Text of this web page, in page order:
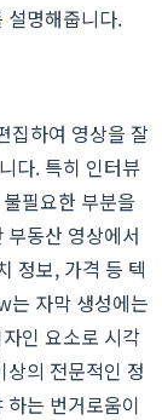
설명해줍니다.
집하여 영상을 잘
다. 특히 인터뷰
필요한 부분을
동산 영상에서
정보, 가격 등 텍
는 자막 생성에는
인 요소로 시각
의 전문적인 정
는 번거로움이